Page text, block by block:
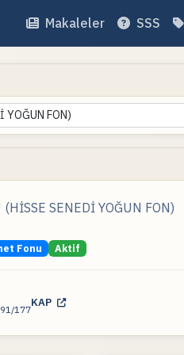
Makaleler SSS
YOĞUN FON)
SENEDİ YOĞUN FON)
Fonu Aktif
177
KAP